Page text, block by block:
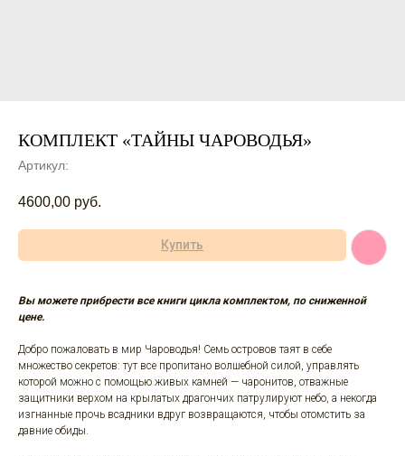
КОМПЛЕКТ «ТАЙНЫ ЧАРОВОДЬЯ»
Артикул:
4600,00 руб.
Купить
Вы можете прибрести все книги цикла комплектом, по сниженной
цене.
Добро пожаловать в мир Чароводья! Семь островов таят в себе
множество секретов: тут все пропитано волшебной силой, управлять
которой можно с помощью живых камней — чаронитов, отважные
защитники верхом на крылатых драгончих патрулируют небо, а некогда
изгнанные прочь всадники вдруг возвращаются, чтобы отомстить за
давние обиды.